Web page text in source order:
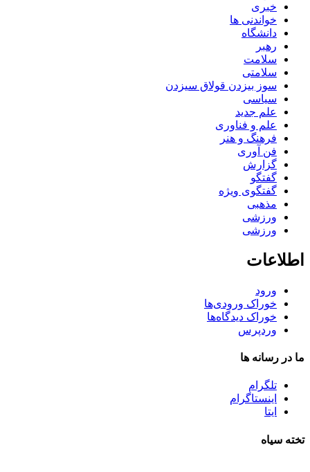
خبری
خواندنی ها
دانشگاه
رهبر
سلامت
سلامتی
سوز بیزدن قولاق سیزدن
سیاسی
علم جدید
علم و فناوری
فرهنگ و هنر
فن آوری
گزارش
گفتگو
گفتگوی ویژه
مذهبی
ورزشی
ورزشی
اطلاعات
ورود
خوراک ورودی‌ها
خوراک دیدگاه‌ها
وردپرس
ما در رسانه ها
تلگرام
اینستاگرام
ایتا
تخته سیاه